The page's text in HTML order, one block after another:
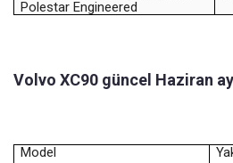
Polestar Engineered
Volvo XC90 güncel Haziran
Model